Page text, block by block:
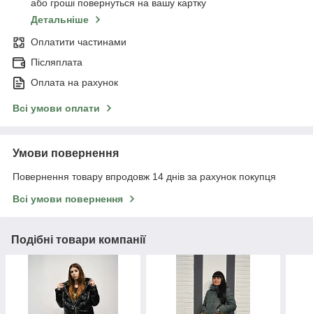
або гроші повернуться на вашу картку
Детальніше
Оплатити частинами
Післяплата
Оплата на рахунок
Всі умови оплати
Умови повернення
Повернення товару впродовж 14 днів за рахунок покупця
Всі умови повернення
Подібні товари компанії